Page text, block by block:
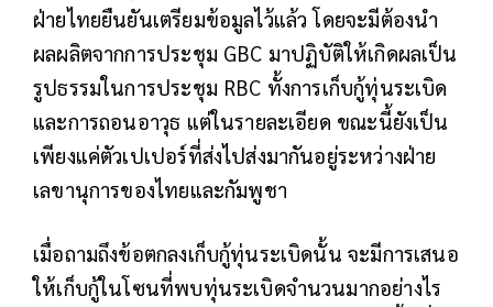
ฝ่ายไทยยืนยันเตรียมข้อมูลไว้แล้ว โดยจะมีต้องนำ
ผลผลิตจากการประชุม GBC มาปฏิบัติให้เกิดผลเป็น
รูปธรรมในการประชุม RBC ทั้งการเก็บกู้ทุ่นระเบิด
และการถอนอาวุธ แต่ในรายละเอียด ขณะนี้ยังเป็น
เพียงแค่ตัวเปเปอร์ที่ส่งไปส่งมากันอยู่ระหว่างฝ่าย
เลขานุการของไทยและกัมพูชา
เมื่อถามถึงข้อตกลงเก็บกู้ทุ่นระเบิดนั้น จะมีการเสนอ
ให้เก็บกู้ในโซนที่พบทุ่นระเบิดจำนวนมากอย่างไร